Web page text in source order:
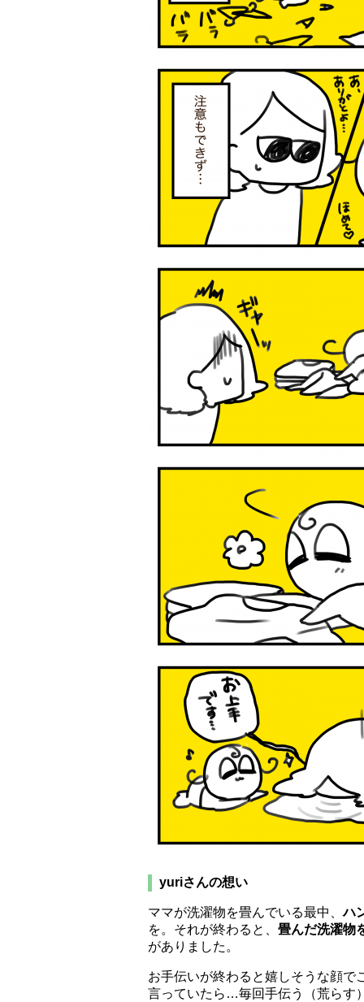
yuriさんの想い
ママが洗濯物を畳んでいる最中、ハ
を。それが終わると、 畳んだ洗濯物
がありました。
お手伝いが終わると嬉しそうな顔で
言っていたら…毎回手伝う（荒ら